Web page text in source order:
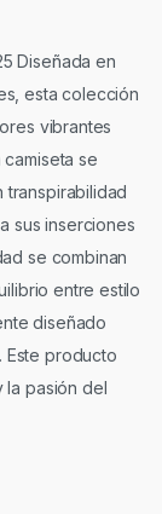
Diseñada en
esta colección
vibrantes
camiseta se
sus inserciones
se combinan
entre estilo
diseñado
Este producto
la pasión del